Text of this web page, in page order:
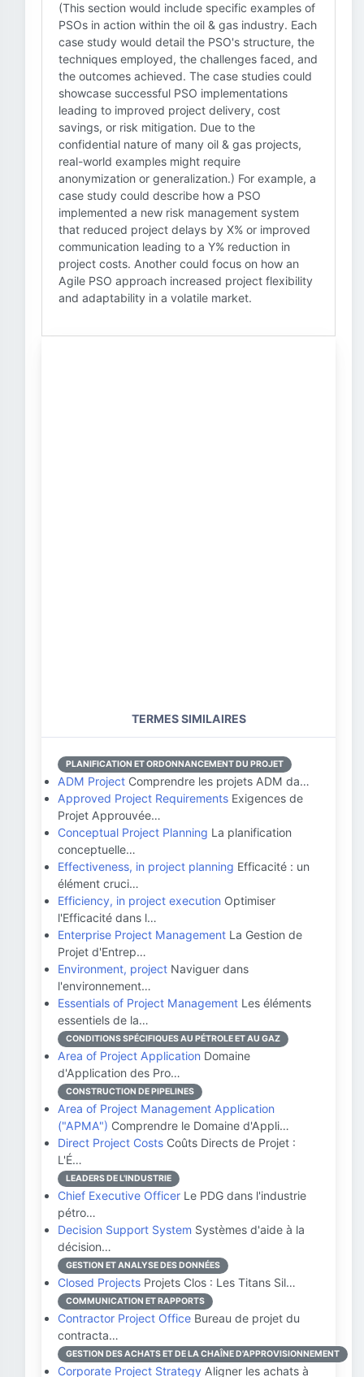
(This section would include specific examples of
PSOs in action within the oil & gas industry. Each
case study would detail the PSO's structure, the
techniques employed, the challenges faced, and
the outcomes achieved. The case studies could
showcase successful PSO implementations
leading to improved project delivery, cost
savings, or risk mitigation. Due to the
confidential nature of many oil & gas projects,
real-world examples might require
anonymization or generalization.) For example, a
case study could describe how a PSO
implemented a new risk management system
that reduced project delays by X% or improved
communication leading to a Y% reduction in
project costs. Another could focus on how an
Agile PSO approach increased project flexibility
and adaptability in a volatile market.
TERMES SIMILAIRES
PLANIFICATION ET ORDONNANCEMENT DU PROJET
ADM Project Comprendre les projets ADM da…
Approved Project Requirements Exigences de
Projet Approuvée…
Conceptual Project Planning La planification
conceptuelle…
Effectiveness, in project planning Efficacité : un
élément cruci…
Efficiency, in project execution Optimiser
l'Efficacité dans l…
Enterprise Project Management La Gestion de
Projet d'Entrep…
Environment, project Naviguer dans
l'environnement…
Essentials of Project Management Les éléments
essentiels de la…
CONDITIONS SPÉCIFIQUES AU PÉTROLE ET AU GAZ
Area of Project Application Domaine
d'Application des Pro…
CONSTRUCTION DE PIPELINES
Area of Project Management Application
("APMA") Comprendre le Domaine d'Appli…
Direct Project Costs Coûts Directs de Projet :
L'É…
LEADERS DE L'INDUSTRIE
Chief Executive Officer Le PDG dans l'industrie
pétro…
Decision Support System Systèmes d'aide à la
décision…
GESTION ET ANALYSE DES DONNÉES
Closed Projects Projets Clos : Les Titans Sil…
COMMUNICATION ET RAPPORTS
Contractor Project Office Bureau de projet du
contracta…
GESTION DES ACHATS ET DE LA CHAÎNE D'APPROVISIONNEMENT
Corporate Project Strategy Aligner les achats à